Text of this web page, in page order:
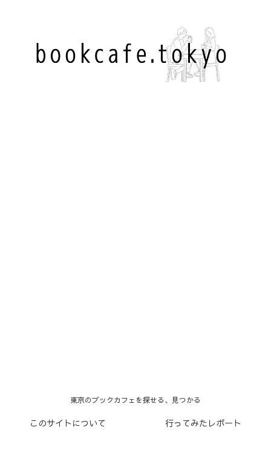
東京のブックカフェを探せる、見つかる
このサイトについて 行ってみたレポート